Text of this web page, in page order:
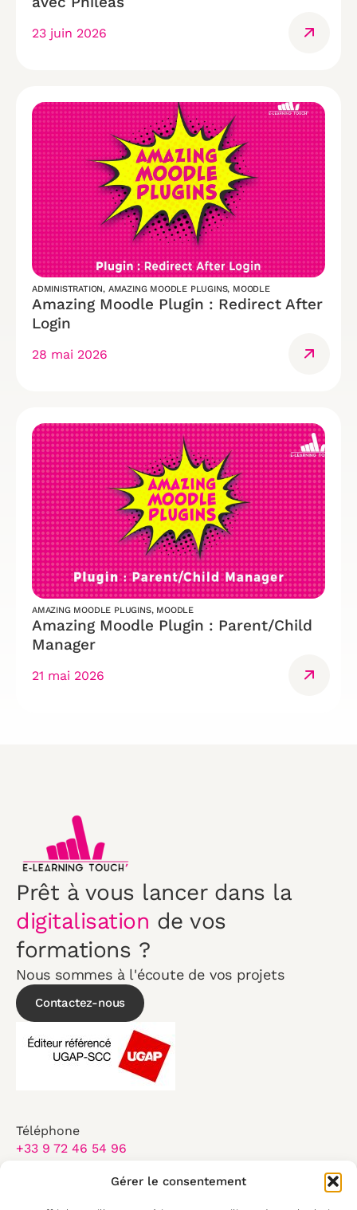
Gérer le consentement
23 juin 2026
ADMINISTRATION, AMAZING MOODLE PLUGINS, MOODLE
Amazing Moodle Plugin : Redirect After
Login
28 mai 2026
AMAZING MOODLE PLUGINS, MOODLE
Amazing Moodle Plugin : Parent/Child
Manager
21 mai 2026
Prêt à vous lancer dans la
digitalisation de vos
formations ?
Nous sommes à l'écoute de vos projets
Contactez-nous
Téléphone
+33 9 72 46 54 96